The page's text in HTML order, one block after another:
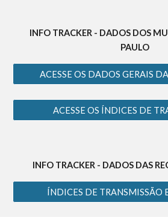
INFO TRACKER - DADOS DOS
PAULO
ACESSE OS DADOS GERAIS
ACESSE OS ÍNDICES DE
INFO TRACKER - DADOS DAS
ÍNDICES DE TRANSMISSÃO